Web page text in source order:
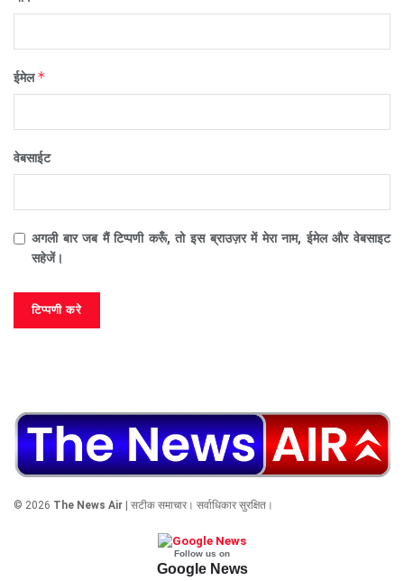
ईमेल*
वेबसाईट
अगली बार जब मैं टिप्पणी करूँ, तो इस ब्राउज़र में मेरा नाम, ईमेल और वेबसाइट
सहेजें।
© 2026 The News Air | सटीक समाचार। सर्वाधिकार सुरक्षित।
Follow us on
Google News